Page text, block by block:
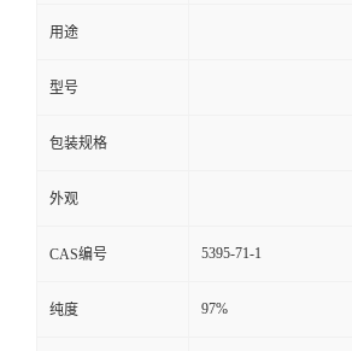
用途
型号
包装规格
外观
CAS编号 5395-71-1
纯度 97%